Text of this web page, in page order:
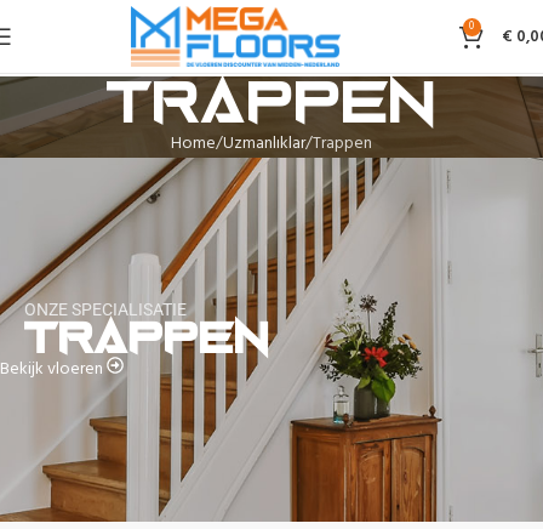
0 €
Trappen
Home Uzmanlıklar Trappen
ONZE SPECIALISATIE
Trappen
Bekijk vloeren